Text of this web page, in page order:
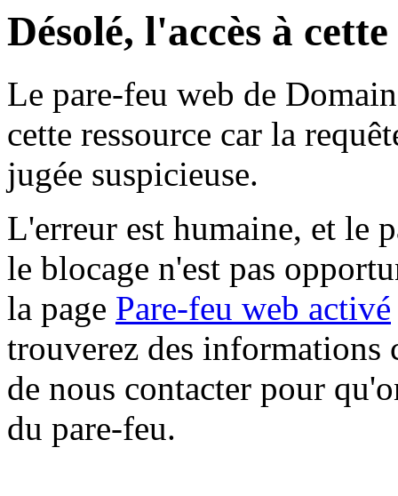
Désolé, l'accès à
Le pare-feu web de
cette ressource car la
jugée suspicieuse.
L'erreur est humaine, et le
le blocage n'est pas
la page Pare-feu web activé
trouverez des informations
de nous contacter pour
du pare-feu.